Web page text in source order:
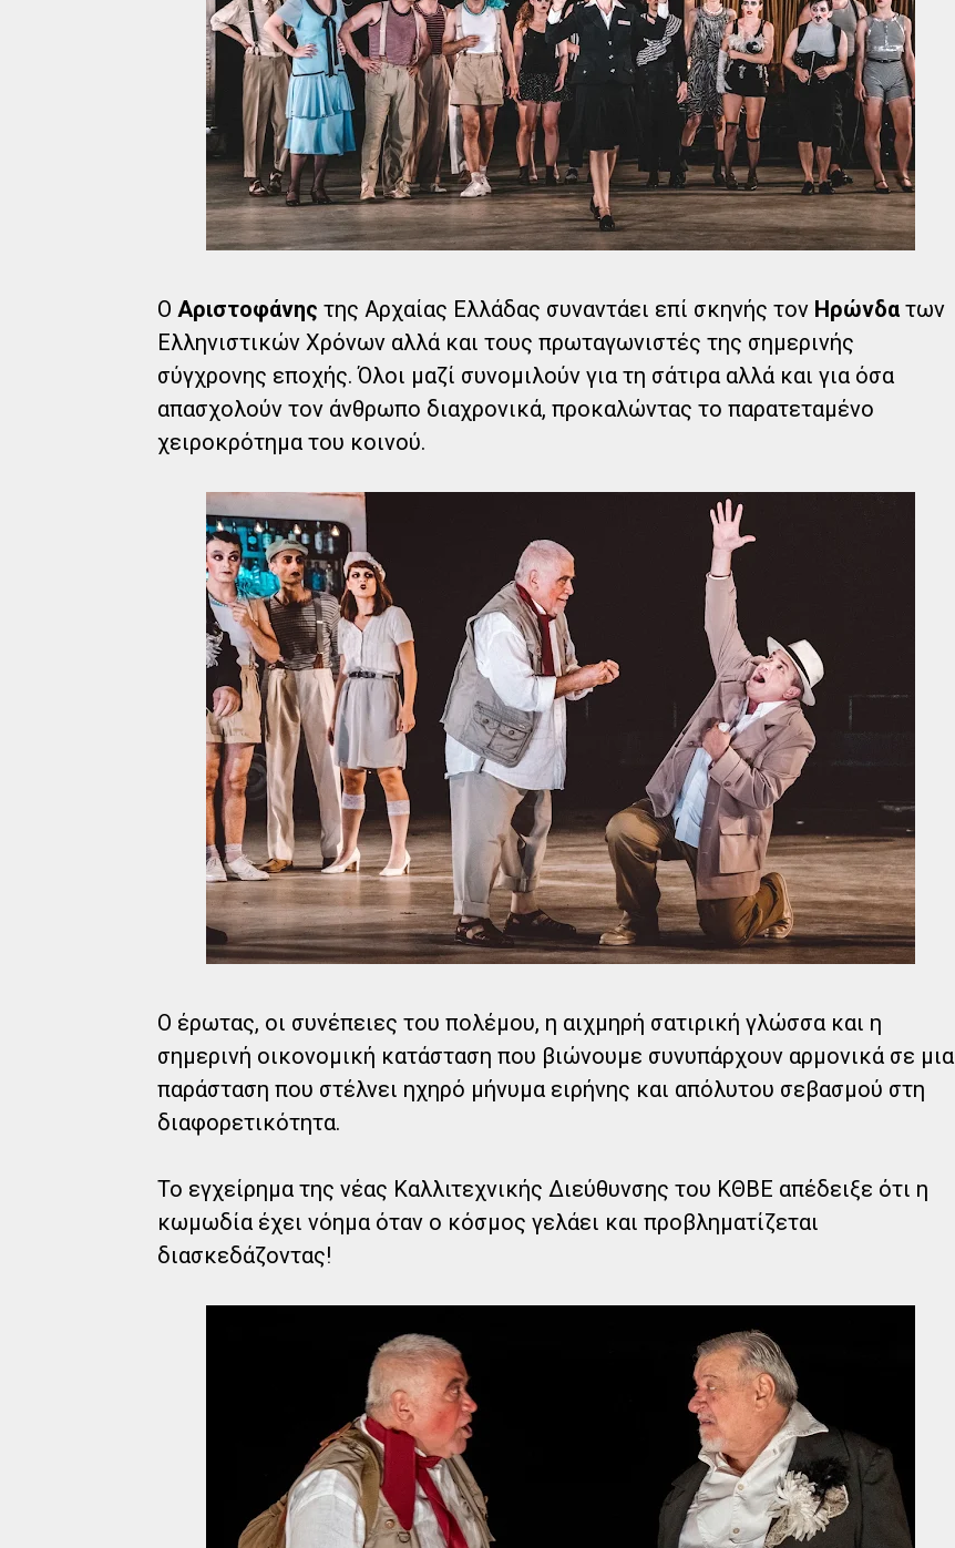
Ο Αριστοφάνης της Αρχαίας Ελλάδας συναντάει επί σκηνής τον Ηρώνδα των
Ελληνιστικών Χρόνων αλλά και τους πρωταγωνιστές της σημερινής
σύγχρονης εποχής. Όλοι μαζί συνομιλούν για τη σάτιρα αλλά και για όσα
απασχολούν τον άνθρωπο διαχρονικά, προκαλώντας το παρατεταμένο
χειροκρότημα του κοινού.
Ο έρωτας, οι συνέπειες του πολέμου, η αιχμηρή σατιρική γλώσσα και η
σημερινή οικονομική κατάσταση που βιώνουμε συνυπάρχουν αρμονικά σε μια
παράσταση που στέλνει ηχηρό μήνυμα ειρήνης και απόλυτου σεβασμού στη
διαφορετικότητα.
Το εγχείρημα της νέας Καλλιτεχνικής Διεύθυνσης του ΚΘΒΕ απέδειξε ότι η
κωμωδία έχει νόημα όταν ο κόσμος γελάει και προβληματίζεται
διασκεδάζοντας!